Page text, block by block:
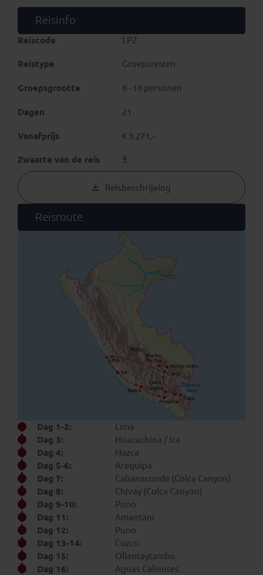
Reisinfo
Reiscode LPZ
Reistype Groepsreizen
Groepsgrootte 8 - 18 personen
Dagen 21
Vanafprijs € 3.271,-
Zwaarte van de reis 4
Reisbeschrijving
Reisroute
Dag 1-2:
Lima
Dag 3:
Huacachina / Ica
Dag 4:
Nazca
Dag 5-6:
Arequipa
Dag 7:
Cabanaconde (Colca Canyon)
Dag 8:
Chivay (Colca Canyon)
Dag 9-10:
Puno
Dag 11:
Amantaní
Dag 12:
Puno
Dag 13-14:
Cuzco
Dag 15:
Ollantaytambo
Dag 16:
Aguas Calientes